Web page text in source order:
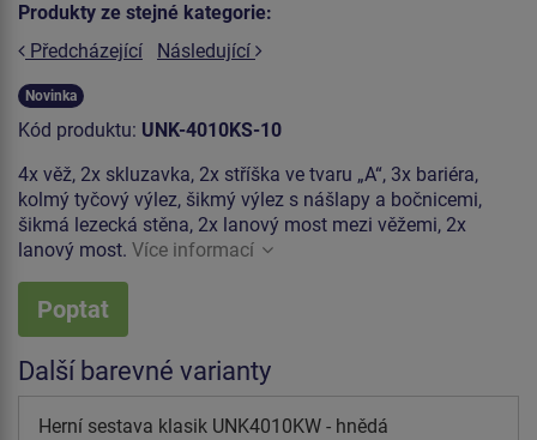
Produkty ze stejné kategorie:
Předcházející
Následující
Novinka
Kód produktu: UNK-4010KS-10
4x věž, 2x skluzavka, 2x stříška ve tvaru „A“, 3x bariéra,
kolmý tyčový výlez, šikmý výlez s nášlapy a bočnicemi,
šikmá lezecká stěna, 2x lanový most mezi věžemi, 2x
lanový most. Více informací
Poptat
Další barevné varianty
Herní sestava klasik UNK4010KW - hnědá